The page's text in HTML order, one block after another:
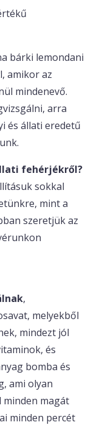
bárki lemondani
amikor az
mindenevő.
arra
és állati eredetű
fehérjékről?
sokkal
mint a
szeretjük az
,
melyekből
mindezt jól
és
bomba és
ami olyan
magát
minden percét